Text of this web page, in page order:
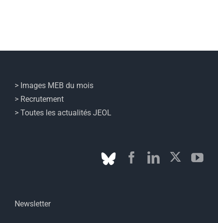
> Images MEB du mois
> Recrutement
> Toutes les actualités JEOL
Newsletter